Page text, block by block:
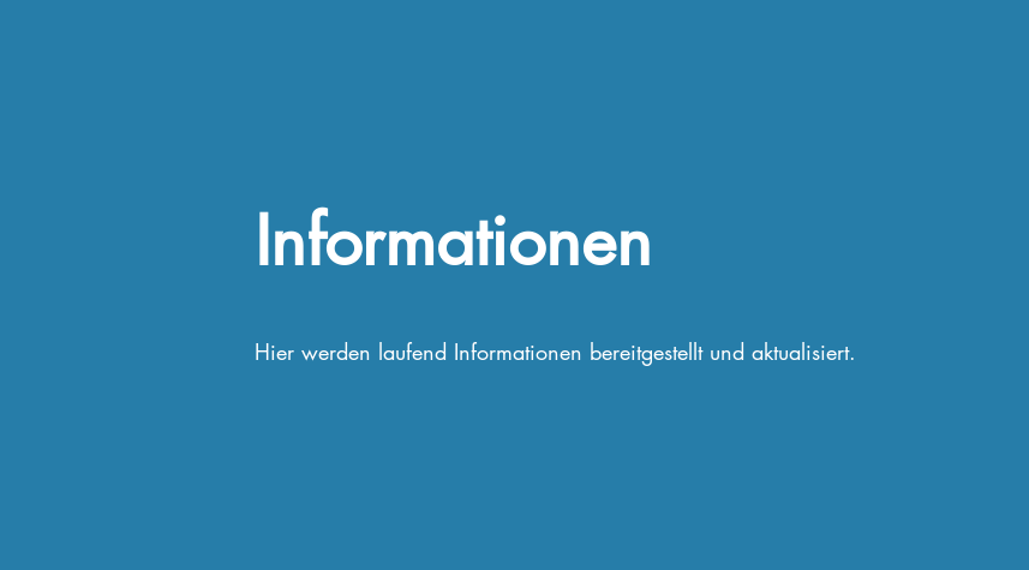
Informationen
Hier werden laufend Informationen bereitgestellt und aktualisiert.